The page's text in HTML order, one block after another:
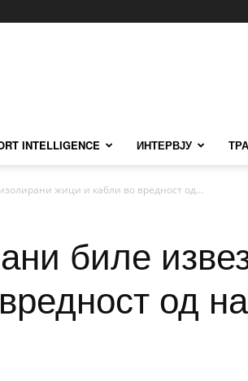
INTELLIGENCE ИНТЕРВЈУ
жици и кабли во вредност од...
биле
од